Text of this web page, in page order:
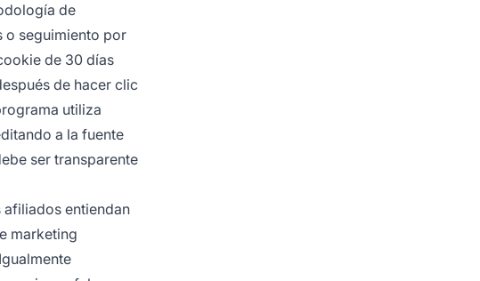
de
o seguimiento por
de 30 días
de hacer clic
utiliza
a la fuente
ser transparente
entiendan
marketing